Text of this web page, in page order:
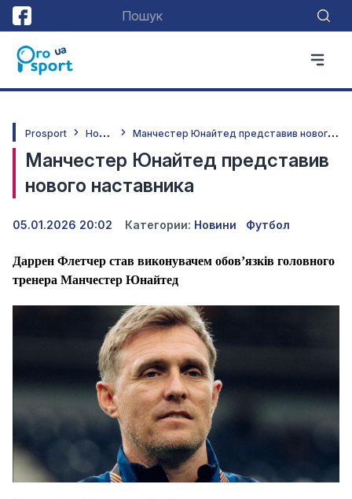
Prosport Н
овини М
анчестер Юнайтед представив нового наставника
Манчестер Юнайтед представив
нового наставника
05.01.2026 20:02 Категории: Новини Футбол
Даррен Флетчер став виконувачем обов’язків головного
тренера Манчестер Юнайтед